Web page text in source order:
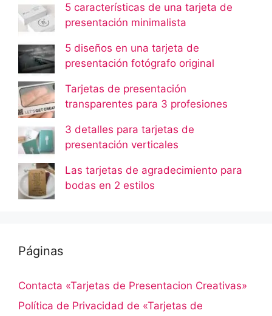
5 características de una tarjeta de
presentación minimalista
5 diseños en una tarjeta de
presentación fotógrafo original
Tarjetas de presentación
transparentes para 3 profesiones
3 detalles para tarjetas de
presentación verticales
Las tarjetas de agradecimiento para
bodas en 2 estilos
Páginas
Contacta «Tarjetas de Presentacion Creativas»
Política de Privacidad de «Tarjetas de